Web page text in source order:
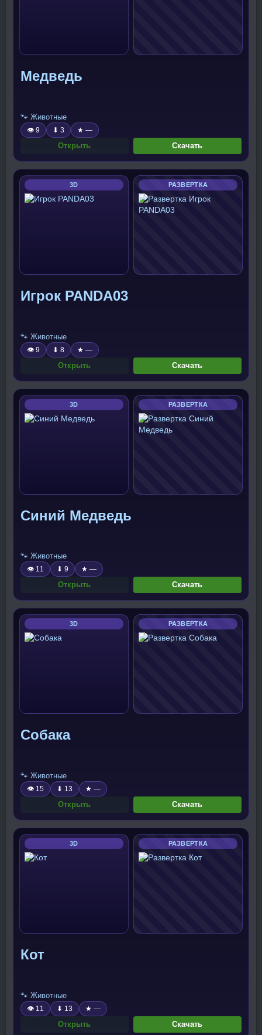
Медведь
🐾 Животные
👁 9 ⬇ 3 ★ —
Открыть Скачать
3D РАЗВЕРТКА
Игрок PANDA03
🐾 Животные
👁 9 ⬇ 8 ★ —
Открыть Скачать
3D РАЗВЕРТКА
Синий Медведь
🐾 Животные
👁 11 ⬇ 9 ★ —
Открыть Скачать
3D РАЗВЕРТКА
Собака
🐾 Животные
👁 15 ⬇ 13 ★ —
Открыть Скачать
3D РАЗВЕРТКА
Кот
🐾 Животные
👁 11 ⬇ 13 ★ —
Открыть Скачать